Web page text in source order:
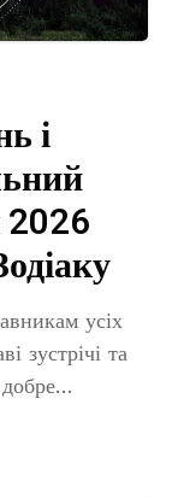
і
2026
усіх
зустрічі та
рішень,